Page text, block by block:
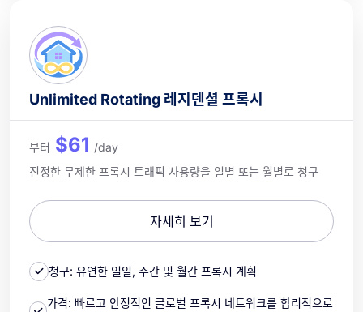
Unlimited Rotating 레지덴셜 프록시
부터 $61 /day
진정한 무제한 프록시 트래픽 사용량을 일별 또는 월별로 청구
자세히 보기
청구: 유연한 일일, 주간 및 월간 프록시 계획
가격: 빠르고 안정적인 글로벌 프록시 네트워크를 합리적으로